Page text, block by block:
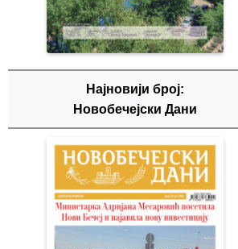
Најновији број:
Новобечејски Дани